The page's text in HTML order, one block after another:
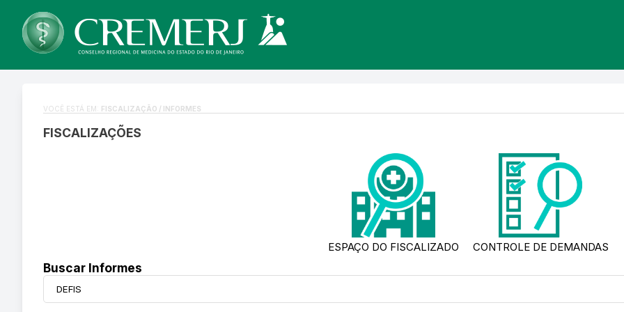
VOCÊ ESTÁ EM: FISCALIZAÇÃO / INFORMES
FISCALIZAÇÕES
ESPAÇO DO FISCALIZADO CONTROLE DE DEMANDAS
Buscar Informes